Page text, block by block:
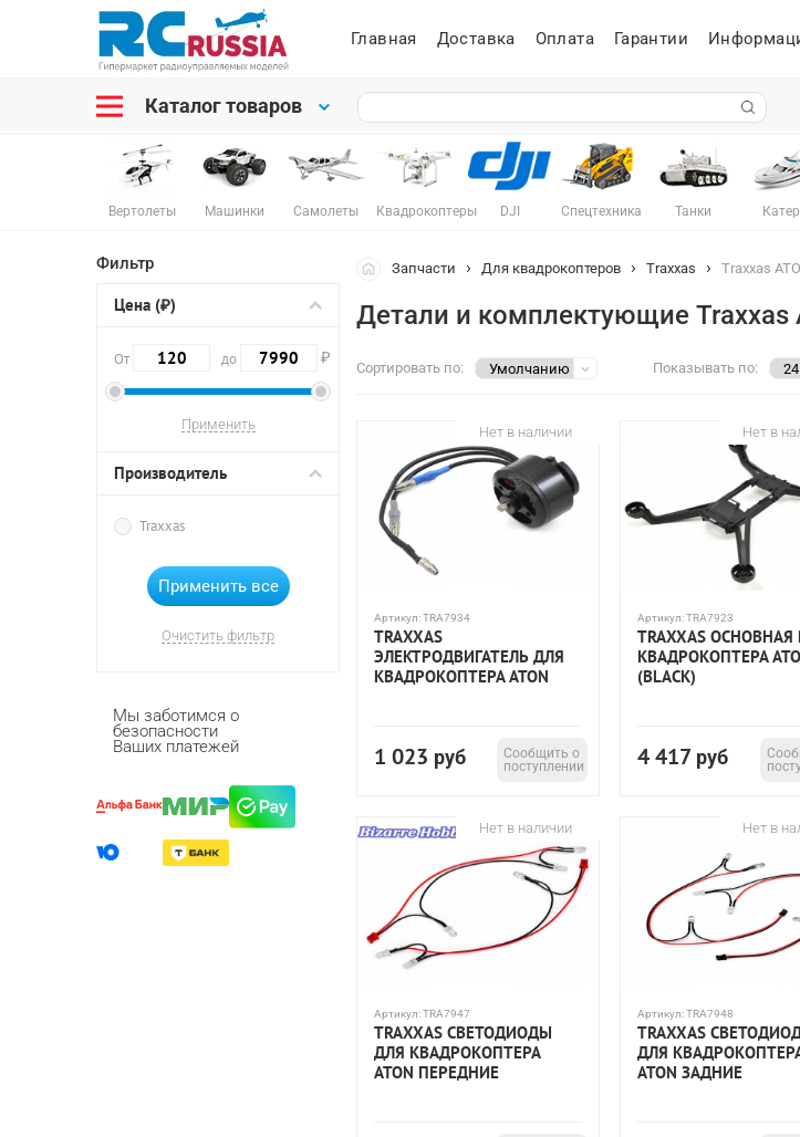
Главная Доставка Оплата Гарантии
Каталог товаров
Вертолеты Машинки Самолеты Квадрокоптеры DJI Спецтехника Танки
Фильтр
Цена (₽)
От до ₽
Производитель
Traxxas
Очистить фильтр
Мы заботимся о
безопасности
Ваших платежей
Запчасти Для квадрокоптеров Traxxas Traxxas
Детали и комплектующие Traxxas
Сортировать по: Показывать по:
Нет в наличии
Артикул:TRA7934
TRAXXAS
ЭЛЕКТРОДВИГАТЕЛЬ ДЛЯ
КВАДРОКОПТЕРА ATON
1 023 руб
Сообщить о
поступлении
Нет в
Артикул:TRA7923
TRAXXAS
КВАДРОКОПТЕРА
(BLACK)
4 417 руб
Нет в наличии
Артикул:TRA7947
TRAXXAS СВЕТОДИОДЫ
ДЛЯ КВАДРОКОПТЕРА
ATON ПЕРЕДНИЕ
Нет в
Артикул:TRA7948
TRAXXAS
ДЛЯ
ATON ЗАДНИЕ